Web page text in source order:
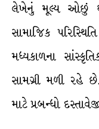
લેખેનું મૂલ્ય ઓછું
સામાજિક
મધ્યકાળના
સામગ્રી મળી રહે
માટે પ્રબન્ધો